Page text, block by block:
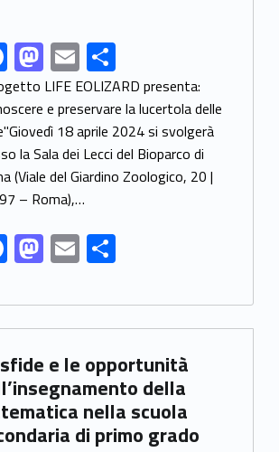
link-archive-42536
F
ac
e
b
o
o
k
M
as
to
d
o
n
E
m
ai
l
S
h
ar
e
LIFE EOLIZARD presenta:
e preservare la lucertola delle
18 aprile 2024 si svolgerà
la Sala dei Lecci del Bioparco di
(Viale del Giardino Zoologico, 20 |
– Roma),…
F
ac
e
b
o
o
k
M
as
to
d
o
n
E
m
ai
l
S
h
ar
e
archive-20728 e le opportunità
della
nella scuola
di primo grado